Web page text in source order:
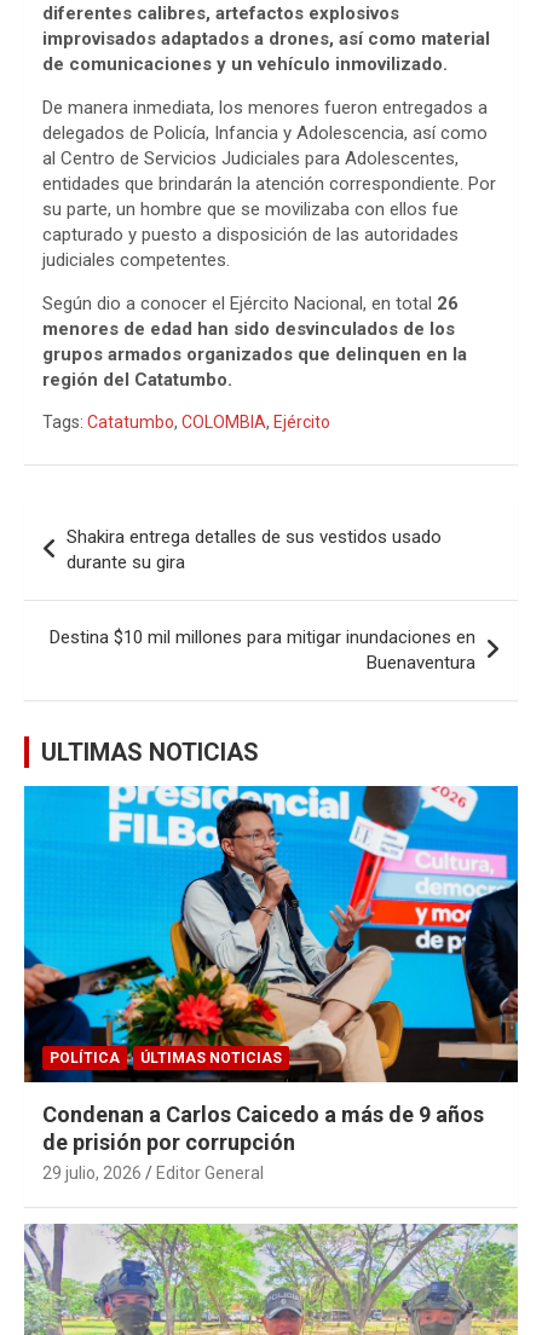
k p
diferentes calibres, artefactos explosivos
improvisados adaptados a drones, así como material
de comunicaciones y un vehículo inmovilizado.
De manera inmediata, los menores fueron entregados a
delegados de Policía, Infancia y Adolescencia, así como
al Centro de Servicios Judiciales para Adolescentes,
entidades que brindarán la atención correspondiente. Por
su parte, un hombre que se movilizaba con ellos fue
capturado y puesto a disposición de las autoridades
judiciales competentes.
Según dio a conocer el Ejército Nacional, en total 26
menores de edad han sido desvinculados de los
grupos armados organizados que delinquen en la
región del Catatumbo.
Tags: Catatumbo, COLOMBIA, Ejército
de
entradas
Shakira entrega detalles de sus vestidos usado
durante su gira
Destina $10 mil millones para mitigar inundaciones en
Buenaventura
ULTIMAS NOTICIAS
POLÍTICA ÚLTIMAS NOTICIAS
Condenan a Carlos Caicedo a más de 9 años
de prisión por corrupción
29 julio, 2026 Editor General